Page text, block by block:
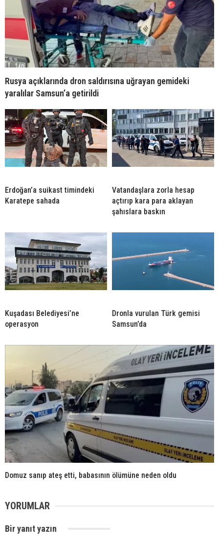
Rusya açıklarında dron saldırısına uğrayan gemideki
yaralılar Samsun’a getirildi
Erdoğan’a suikast timindeki
Karatepe sahada
Vatandaşlara zorla hesap
açtırıp kara para aklayan
şahıslara baskın
Kuşadası Belediyesi’ne
operasyon
Dronla vurulan Türk gemisi
Samsun’da
Domuz sanıp ateş etti, babasının ölümüne neden oldu
YORUMLAR
Bir yanıt yazın